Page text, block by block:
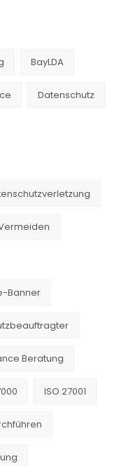
BayLDA
Datenschutz
Banner
Beratung
ISO 27001